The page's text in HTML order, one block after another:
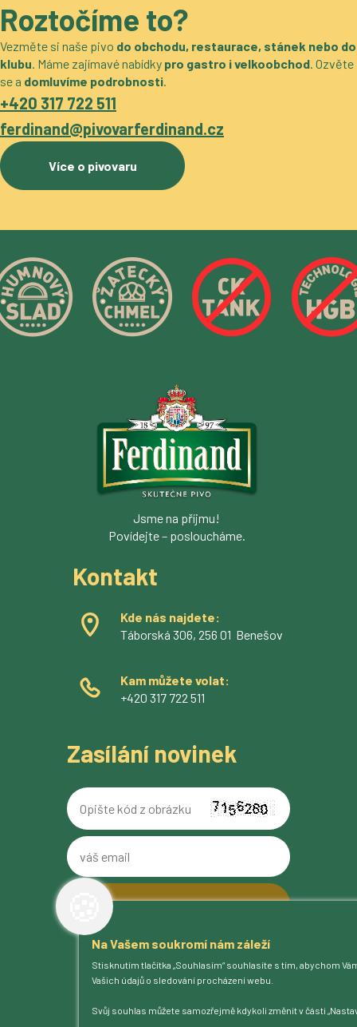
Na Vašem soukromí nám záleží
Stisknutím tlačítka „Souhlasím“ souhlasíte s tím, abychom
Vašich údajů o sledování procházení webu.
Svůj souhlas můžete samozřejmě kdykoli změnit v části
Roztočíme to?
Vezměte si naše pivo do obchodu, restaurace, stánek nebo do
klubu. Máme zajímavé nabídky pro gastro i velkoobchod. Ozvěte
se a domluvíme podrobnosti.
+420 317 722 511
ferdinand@pivovarferdinand.cz
Více o pivovaru
O pivovaru
Naše piva
Kam na Ferdinanda
Humnová sladovna
Jsme na příjmu!
Povídejte – posloucháme.
Kontakt
Kde nás najdete:
Táborská 306, 256 01 Benešov
Kam můžete volat:
+420 317 722 511
Zasílání novinek
Opište
kód
váš
email